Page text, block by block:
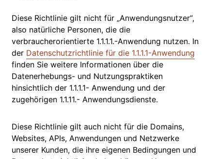
Diese Richtlinie gilt nicht für „Anwendungsnutzer“,
also natürliche Personen, die die
verbraucherorientierte 1.1.1.1.-Anwendung nutzen. In
der Datenschutzrichtlinie für die 1.1.1.1-Anwendung
finden Sie weitere Informationen über die
Datenerhebungs- und Nutzungspraktiken
hinsichtlich der 1.1.1.1- Anwendung und der
zugehörigen 1.1.11.- Anwendungsdienste.
Diese Richtlinie gilt auch nicht für die Domains,
Websites, APIs, Anwendungen und Netzwerke
unserer Kunden, die ihre eigenen Bedingungen und